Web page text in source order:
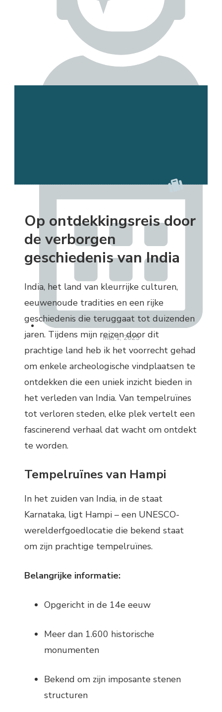
mei 1, 2025
Op ontdekkingsreis door
de verborgen
geschiedenis van India
India, het land van kleurrijke culturen,
eeuwenoude tradities en een rijke
geschiedenis die teruggaat tot duizenden
jaren. Tijdens mijn reizen door dit
prachtige land heb ik het voorrecht gehad
om enkele archeologische vindplaatsen te
ontdekken die een uniek inzicht bieden in
het verleden van India. Van tempelruïnes
tot verloren steden, elke plek vertelt een
fascinerend verhaal dat wacht om ontdekt
te worden.
Tempelruïnes van Hampi
In het zuiden van India, in de staat
Karnataka, ligt Hampi – een UNESCO-
werelderfgoedlocatie die bekend staat
om zijn prachtige tempelruïnes.
Belangrijke informatie:
Opgericht in de 14e eeuw
Meer dan 1.600 historische
monumenten
Bekend om zijn imposante stenen
structuren